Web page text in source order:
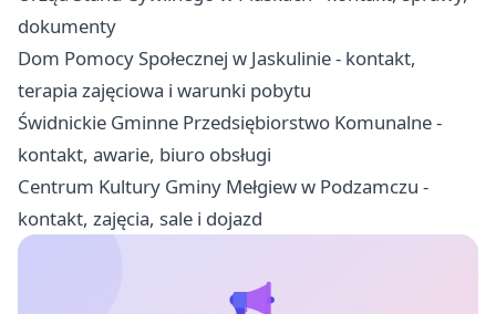
dokumenty
Dom Pomocy Społecznej w Jaskulinie - kontakt,
terapia zajęciowa i warunki pobytu
Świdnickie Gminne Przedsiębiorstwo Komunalne -
kontakt, awarie, biuro obsługi
Centrum Kultury Gminy Mełgiew w Podzamczu -
kontakt, zajęcia, sale i dojazd